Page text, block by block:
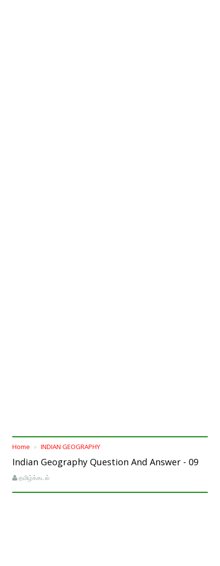
Home INDIAN GEOGRAPHY
Indian Geography Question And Answer - 09
தமிழ்க்கடல்